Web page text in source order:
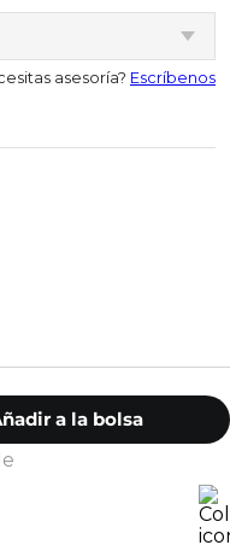
asesoría? Escríbenos